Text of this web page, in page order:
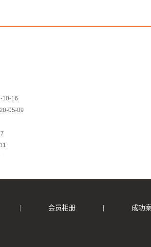
10-16
05-09
会员相册 成功